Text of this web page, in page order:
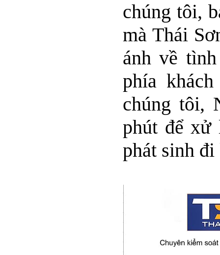
chúng tôi,
mà Thái
ánh về
phía
chúng tôi,
phút để xử
phát sinh